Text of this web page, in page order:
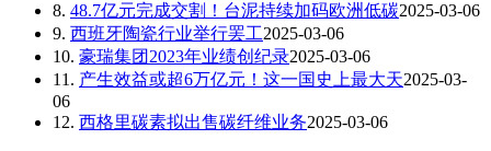
8. 48.7亿元完成交割！台泥持续加码欧洲低碳2025-03-06
9. 西班牙陶瓷行业举行罢工2025-03-06
10. 豪瑞集团2023年业绩创纪录2025-03-06
11. 产生效益或超6万亿元！这一国史上最大天2025-03-
06
12. 西格里碳素拟出售碳纤维业务2025-03-06